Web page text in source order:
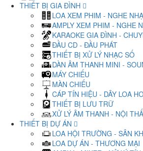
THIẾT BỊ GIA ĐÌNH
LOA XEM PHIM - NGHE
AMPLY XEM PHIM - NGHE
KARAOKE GIA ĐÌNH -
ĐẦU CD - ĐẦU PHÁT
THIẾT BỊ XỬ LÝ NHẠC SỐ
DÀN ÂM THANH MINI -
MÁY CHIẾU
MÀN CHIẾU
CÁP TÍN HIỆU - DÂY LOA
THIẾT BỊ LƯU TRỮ
XỬ LÝ ÂM THANH - NỘI
THIẾT BỊ DỰ ÁN
LOA HỘI TRƯỜNG - SÂN
LOA DỰ ÁN - THƯƠNG MẠI